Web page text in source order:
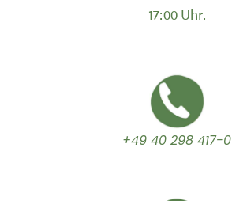
17:00 Uhr.
+49 40 298 417-0